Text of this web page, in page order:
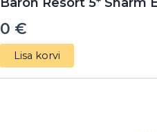
0 €
Lisa korvi